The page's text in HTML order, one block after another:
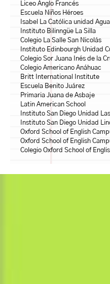
Liceo Anglo Francés
Escuela Niños Héroes
Isabel La Católica unidad
Instituto Bilinngüe La Silla
Colegio La Salle San Nicolás
Instituto Edinbourgh Unidad
Colegio Sor Juana Inés de la
Colegio Americano Anáhuac
Britt International Institute
Escuela Benito Juárez
Primaria Juana de Asbaje
Latin American School
Instituto San Diego Unidad
Instituto San Diego Unidad
Oxford School of English
Oxford School of English
Colegio Oxford School of